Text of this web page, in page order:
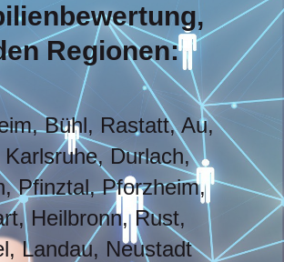
Regionen:
Bühl, Rastatt, Au,
Durlach,
Pfinztal, Pforzheim,
Heilbronn, Rust,
Landau, Neustadt